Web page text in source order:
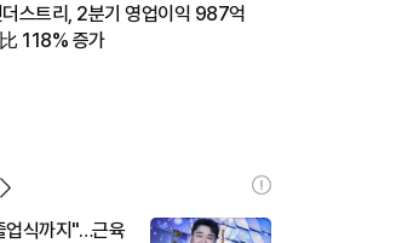
스트리, 2분기 영업이익 987억
118% 증가
업식까지"…근육